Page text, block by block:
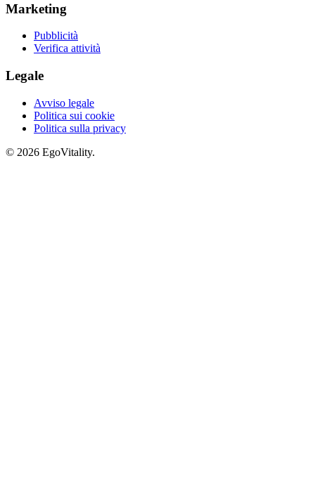
Marketing
Pubblicità
Verifica attività
Legale
Avviso legale
Politica sui cookie
Politica sulla privacy
© 2026 EgoVitality.